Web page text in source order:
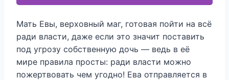
Мать Евы, верховный маг, готовая пойти на всё
ради власти, даже если это значит поставить
под угрозу собственную дочь — ведь в её
мире правила просты: ради власти можно
пожертвовать чем угодно! Ева отправляется в